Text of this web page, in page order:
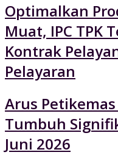
Optimalkan
Muat, IPC TPK
Kontrak
Pelayaran
Arus Petikemas
Tumbuh
Juni 2026